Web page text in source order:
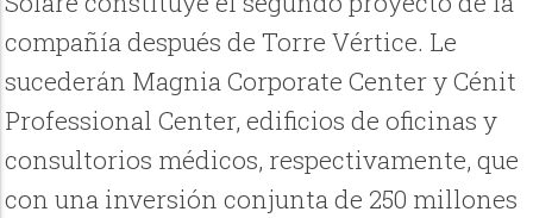
compañía después de Torre Vértice. Le
sucederán Magnia Corporate Center y Cénit
Professional Center, edificios de oficinas y
consultorios médicos, respectivamente, que
con una inversión conjunta de 250 millones